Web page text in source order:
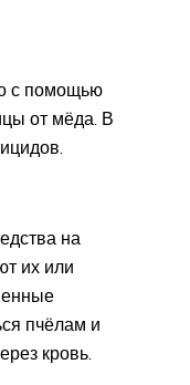
с помощью
от мёда. В
на
их или
пчёлам и
кровь.